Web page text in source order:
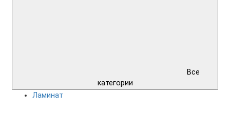
Все
категории
Ламинат